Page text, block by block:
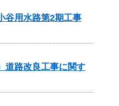
用水路第2期工事
道路改良工事に関す